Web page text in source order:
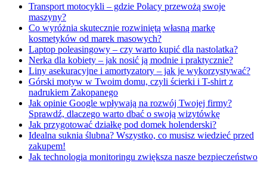
Transport motocykli – gdzie Polacy przewożą swoje
maszyny?
Co wyróżnia skutecznie rozwiniętą własną markę
kosmetyków od marek masowych?
Laptop poleasingowy – czy warto kupić dla nastolatka?
Nerka dla kobiety – jak nosić ją modnie i praktycznie?
Liny asekuracyjne i amortyzatory – jak je wykorzystywać?
Górski motyw w Twoim domu, czyli ścierki i T-shirt z
nadrukiem Zakopanego
Jak opinie Google wpływają na rozwój Twojej firmy?
Sprawdź, dlaczego warto dbać o swoją wizytówkę
Jak przygotować działkę pod domek holenderski?
Idealna suknia ślubna? Wszystko, co musisz wiedzieć przed
zakupem!
Jak technologia monitoringu zwiększa nasze bezpieczeństwo